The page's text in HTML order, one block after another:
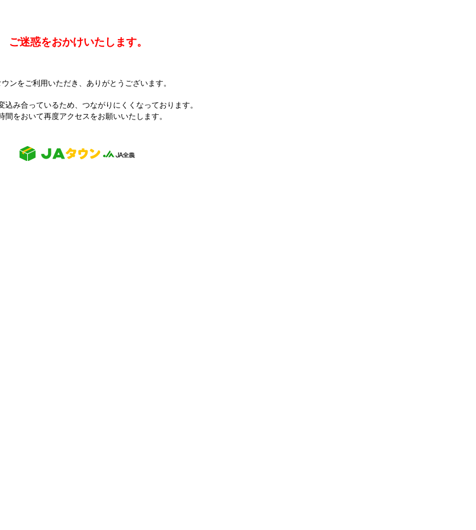
ご迷惑をおかけいたします。
ウンをご利用いただき、ありがとうございます。
込み合っているため、つながりにくくなっております。
間をおいて再度アクセスをお願いいたします。